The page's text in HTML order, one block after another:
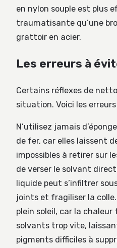
en nylon souple est plus
traumatisante qu’une
grattoir en acier.
Les erreurs à
Certains réflexes de
situation. Voici les
N’utilisez jamais
de fer, car elles laissent
impossibles à retirer sur
de verser le solvant
liquide peut s’infiltrer
joints et fragiliser la
plein soleil, car la chaleur
solvants trop vite,
pigments difficiles à